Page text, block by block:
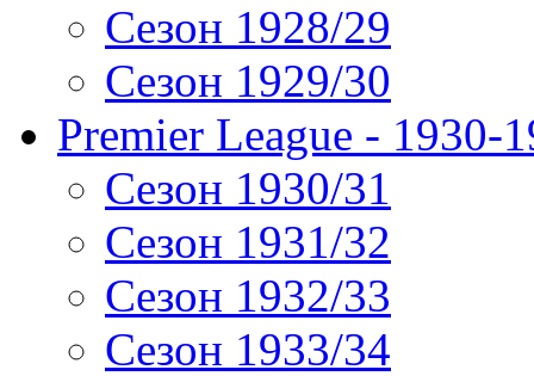
Сезон 1928/29
Сезон 1929/30
Premier League - 1930-
Сезон 1930/31
Сезон 1931/32
Сезон 1932/33
Сезон 1933/34